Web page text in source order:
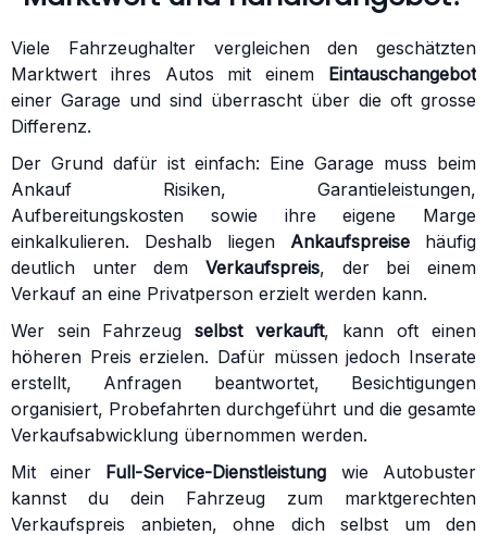
Viele Fahrzeughalter vergleichen den geschätzten
Marktwert ihres Autos mit einem Eintauschangebot
einer Garage und sind überrascht über die oft grosse
Differenz.
Der Grund dafür ist einfach: Eine Garage muss beim
Ankauf Risiken, Garantieleistungen,
Aufbereitungskosten sowie ihre eigene Marge
einkalkulieren. Deshalb liegen Ankaufspreise häufig
deutlich unter dem Verkaufspreis, der bei einem
Verkauf an eine Privatperson erzielt werden kann.
Wer sein Fahrzeug selbst verkauft, kann oft einen
höheren Preis erzielen. Dafür müssen jedoch Inserate
erstellt, Anfragen beantwortet, Besichtigungen
organisiert, Probefahrten durchgeführt und die gesamte
Verkaufsabwicklung übernommen werden.
Mit einer Full-Service-Dienstleistung wie Autobuster
kannst du dein Fahrzeug zum marktgerechten
Verkaufspreis anbieten, ohne dich selbst um den